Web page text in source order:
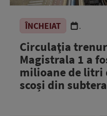
ÎNCHEIAT .
Circulaţia
Magistrala 1 a
milioane de litri
scoși din